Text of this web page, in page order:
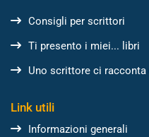
Consigli per scrittori
Ti presento i miei... libri
Uno scrittore ci racconta
Link utili
Informazioni generali